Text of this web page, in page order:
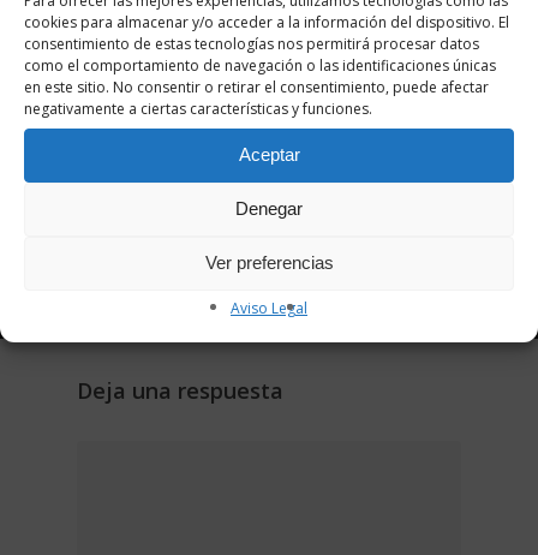
cookies para almacenar y/o acceder a la información del dispositivo. El
consentimiento de estas tecnologías nos permitirá procesar datos
como el comportamiento de navegación o las identificaciones únicas
en este sitio. No consentir o retirar el consentimiento, puede afectar
negativamente a ciertas características y funciones.
Aceptar
Denegar
Ver preferencias
Aviso Legal
Siguiente Entrada
Pre-Lectura de tesis: David
Menciás Carrizosa – Doctorado
Deja una respuesta